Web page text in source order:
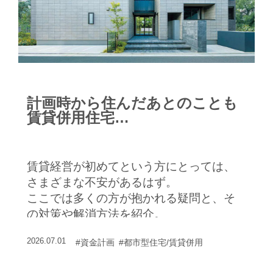
計画時から住んだあとのことも
賃貸併用住宅
賃貸経営が初めてという方にとっては、
さまざまな不安があるはず。
ここでは多くの方が抱かれる疑問と、そ
の対策や解消方法を紹介。
2026.07.01 #資金計画 #都市型住宅/賃貸併用